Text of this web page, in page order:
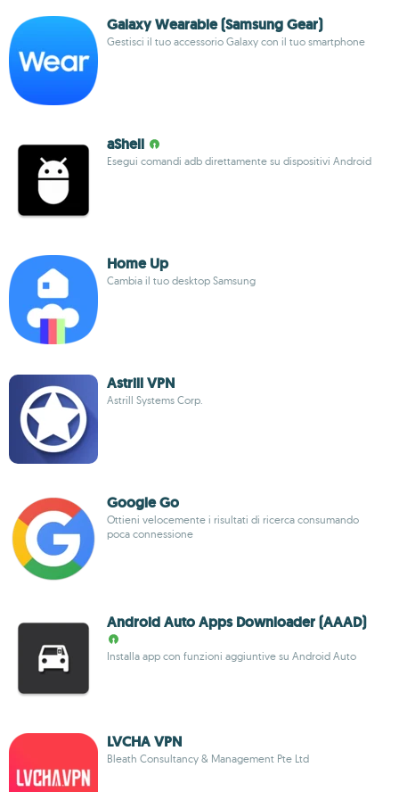
Galaxy Wearable (Samsung Gear)
Gestisci il tuo accessorio Galaxy con il tuo smartphone
aShell
Esegui comandi adb direttamente su dispositivi Android
Home Up
Cambia il tuo desktop Samsung
Astrill VPN
Astrill Systems Corp.
Google Go
Ottieni velocemente i risultati di ricerca consumando
poca connessione
Android Auto Apps Downloader (AAAD)
Installa app con funzioni aggiuntive su Android Auto
LVCHA VPN
Bleath Consultancy & Management Pte Ltd